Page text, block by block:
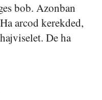
bob. Azonban
arcod kerekded,
De ha